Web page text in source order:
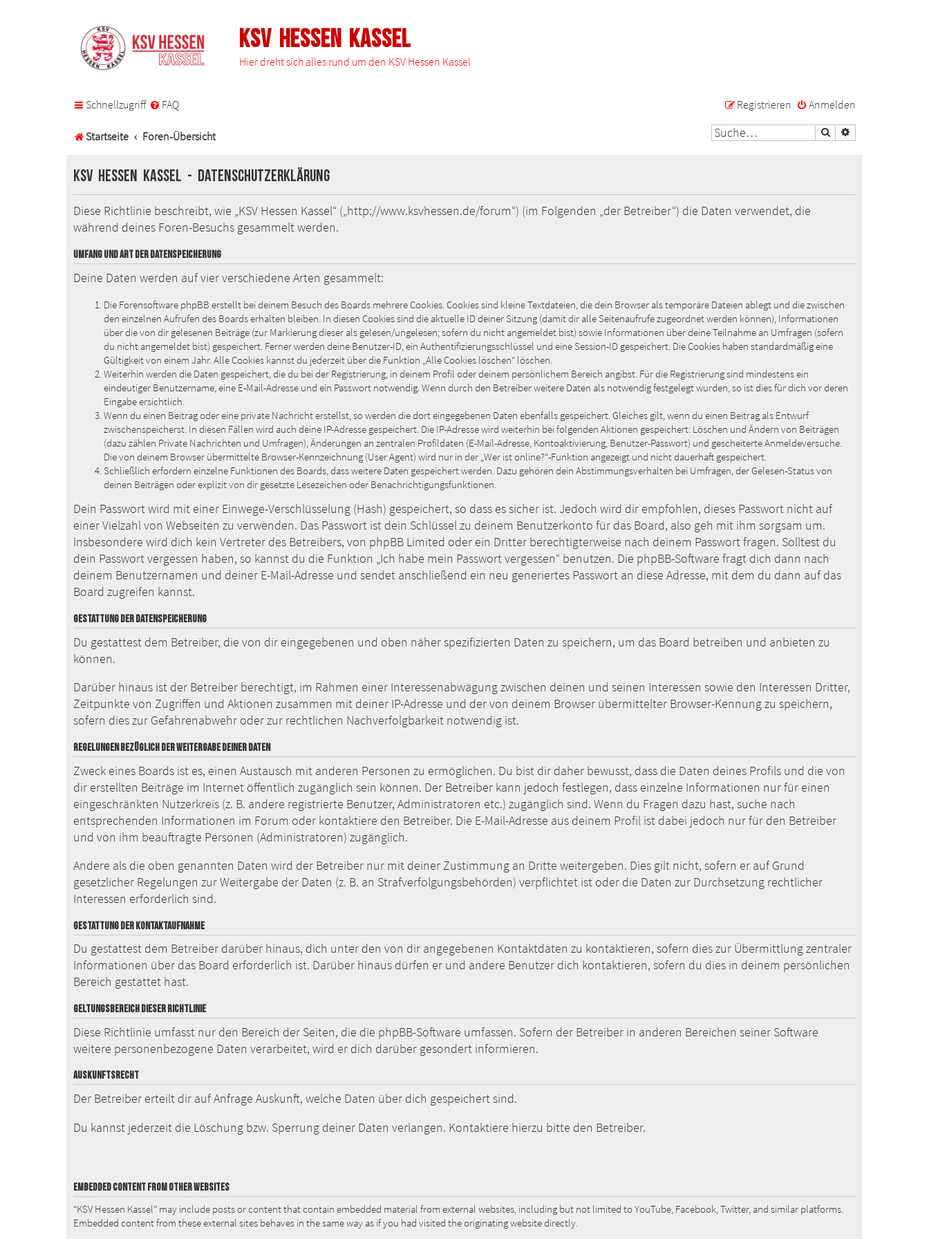
KSV Hessen Kassel
Hier dreht sich alles rund um den KSV Hessen Kassel
Schnellzugriff FAQ Anmelden
Registrieren
Startseite Foren-Übersicht Suche
KSV Hessen Kassel - Datenschutzerklärung
Diese Richtlinie beschreibt, wie „KSV Hessen Kassel“ („http://www.ksvhessen.de/forum“) (im Folgenden „der Betreiber“) die Daten verwendet, die
während deines Foren-Besuchs gesammelt werden.
UMFANG UND ART DER DATENSPEICHERUNG
Deine Daten werden auf vier verschiedene Arten gesammelt:
Die Forensoftware phpBB erstellt bei deinem Besuch des Boards mehrere Cookies. Cookies sind kleine Textdateien, die dein Browser als temporäre Dateien ablegt und die zwischen
den einzelnen Aufrufen des Boards erhalten bleiben. In diesen Cookies sind die aktuelle ID deiner Sitzung (damit dir alle Seitenaufrufe zugeordnet werden können), Informationen
über die von dir gelesenen Beiträge (zur Markierung dieser als gelesen/ungelesen; sofern du nicht angemeldet bist) sowie Informationen über deine Teilnahme an Umfragen (sofern
du nicht angemeldet bist) gespeichert. Ferner werden deine Benutzer-ID, ein Authentifizierungsschlüssel und eine Session-ID gespeichert. Die Cookies haben standardmäßig eine
Gültigkeit von einem Jahr. Alle Cookies kannst du jederzeit über die Funktion „Alle Cookies löschen“ löschen.
Weiterhin werden die Daten gespeichert, die du bei der Registrierung, in deinem Profil oder deinem persönlichem Bereich angibst. Für die Registrierung sind mindestens ein
eindeutiger Benutzername, eine E-Mail-Adresse und ein Passwort notwendig. Wenn durch den Betreiber weitere Daten als notwendig festgelegt wurden, so ist dies für dich vor deren
Eingabe ersichtlich.
Wenn du einen Beitrag oder eine private Nachricht erstellst, so werden die dort eingegebenen Daten ebenfalls gespeichert. Gleiches gilt, wenn du einen Beitrag als Entwurf
zwischenspeicherst. In diesen Fällen wird auch deine IP-Adresse gespeichert. Die IP-Adresse wird weiterhin bei folgenden Aktionen gespeichert: Löschen und Ändern von Beiträgen
(dazu zählen Private Nachrichten und Umfragen), Änderungen an zentralen Profildaten (E-Mail-Adresse, Kontoaktivierung, Benutzer-Passwort) und gescheiterte Anmeldeversuche.
Die von deinem Browser übermittelte Browser-Kennzeichnung (User Agent) wird nur in der „Wer ist online?“-Funktion angezeigt und nicht dauerhaft gespeichert.
Schließlich erfordern einzelne Funktionen des Boards, dass weitere Daten gespeichert werden. Dazu gehören dein Abstimmungsverhalten bei Umfragen, der Gelesen-Status von
deinen Beiträgen oder explizit von dir gesetzte Lesezeichen oder Benachrichtigungsfunktionen.
Dein Passwort wird mit einer Einwege-Verschlüsselung (Hash) gespeichert, so dass es sicher ist. Jedoch wird dir empfohlen, dieses Passwort nicht auf
einer Vielzahl von Webseiten zu verwenden. Das Passwort ist dein Schlüssel zu deinem Benutzerkonto für das Board, also geh mit ihm sorgsam um.
Insbesondere wird dich kein Vertreter des Betreibers, von phpBB Limited oder ein Dritter berechtigterweise nach deinem Passwort fragen. Solltest du
dein Passwort vergessen haben, so kannst du die Funktion „Ich habe mein Passwort vergessen“ benutzen. Die phpBB-Software fragt dich dann nach
deinem Benutzernamen und deiner E-Mail-Adresse und sendet anschließend ein neu generiertes Passwort an diese Adresse, mit dem du dann auf das
Board zugreifen kannst.
GESTATTUNG DER DATENSPEICHERUNG
Du gestattest dem Betreiber, die von dir eingegebenen und oben näher spezifizierten Daten zu speichern, um das Board betreiben und anbieten zu
können.
Darüber hinaus ist der Betreiber berechtigt, im Rahmen einer Interessenabwägung zwischen deinen und seinen Interessen sowie den Interessen Dritter,
Zeitpunkte von Zugriffen und Aktionen zusammen mit deiner IP-Adresse und der von deinem Browser übermittelter Browser-Kennung zu speichern,
sofern dies zur Gefahrenabwehr oder zur rechtlichen Nachverfolgbarkeit notwendig ist.
REGELUNGEN BEZÜGLICH DER WEITERGABE DEINER DATEN
Zweck eines Boards ist es, einen Austausch mit anderen Personen zu ermöglichen. Du bist dir daher bewusst, dass die Daten deines Profils und die von
dir erstellten Beiträge im Internet öffentlich zugänglich sein können. Der Betreiber kann jedoch festlegen, dass einzelne Informationen nur für einen
eingeschränkten Nutzerkreis (z. B. andere registrierte Benutzer, Administratoren etc.) zugänglich sind. Wenn du Fragen dazu hast, suche nach
entsprechenden Informationen im Forum oder kontaktiere den Betreiber. Die E-Mail-Adresse aus deinem Profil ist dabei jedoch nur für den Betreiber
und von ihm beauftragte Personen (Administratoren) zugänglich.
Andere als die oben genannten Daten wird der Betreiber nur mit deiner Zustimmung an Dritte weitergeben. Dies gilt nicht, sofern er auf Grund
gesetzlicher Regelungen zur Weitergabe der Daten (z. B. an Strafverfolgungsbehörden) verpflichtet ist oder die Daten zur Durchsetzung rechtlicher
Interessen erforderlich sind.
GESTATTUNG DER KONTAKTAUFNAHME
Du gestattest dem Betreiber darüber hinaus, dich unter den von dir angegebenen Kontaktdaten zu kontaktieren, sofern dies zur Übermittlung zentraler
Informationen über das Board erforderlich ist. Darüber hinaus dürfen er und andere Benutzer dich kontaktieren, sofern du dies in deinem persönlichen
Bereich gestattet hast.
GELTUNGSBEREICH DIESER RICHTLINIE
Diese Richtlinie umfasst nur den Bereich der Seiten, die die phpBB-Software umfassen. Sofern der Betreiber in anderen Bereichen seiner Software
weitere personenbezogene Daten verarbeitet, wird er dich darüber gesondert informieren.
AUSKUNFTSRECHT
Der Betreiber erteilt dir auf Anfrage Auskunft, welche Daten über dich gespeichert sind.
Du kannst jederzeit die Löschung bzw. Sperrung deiner Daten verlangen. Kontaktiere hierzu bitte den Betreiber.
EMBEDDED CONTENT FROM OTHER WEBSITES
“KSV Hessen Kassel” may include posts or content that contain embedded material from external websites, including but not limited to YouTube, Facebook, Twitter, and similar platforms.
Embedded content from these external sites behaves in the same way as if you had visited the originating website directly.